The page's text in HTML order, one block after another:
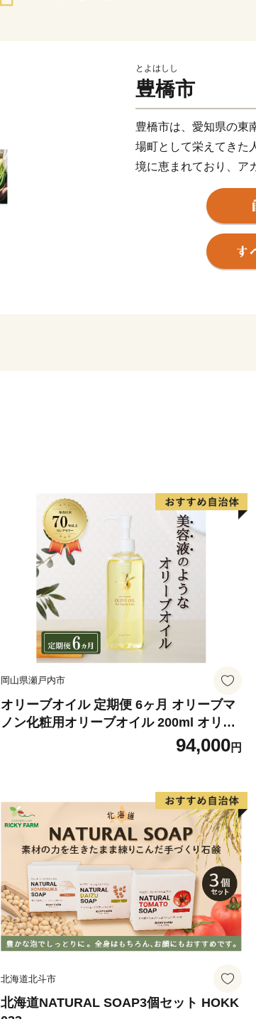
とよはしし
豊橋市
豊橋市は、愛知県の東
場町として栄えてきた
境に恵まれており、ア
る太平洋沿岸のほか、
川干潟などがあります
いこともあり全国有数
の外資系企業が進出し
り、総合物流港湾とし
「手筒花火」「のん
岡山県瀬戸内市
オリーブオイル 定期便 6ヶ月 オリーブマ
ノン化粧用オリーブオイル 200ml オリー
ブ オイル 美容 スキンケア 化粧用 油 オリ
94,000円
北海道北斗市
北海道NATURAL SOAP3個セット HOKK